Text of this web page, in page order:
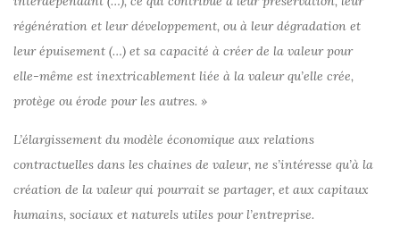
régénération et leur développement, ou à leur dégradation et
leur épuisement (…) et sa capacité à créer de la valeur pour
elle-même est inextricablement liée à la valeur qu’elle crée,
protège ou érode pour les autres. »
L’élargissement du modèle économique aux relations
contractuelles dans les chaines de valeur, ne s’intéresse qu’à la
création de la valeur qui pourrait se partager, et aux capitaux
humains, sociaux et naturels utiles pour l’entreprise.